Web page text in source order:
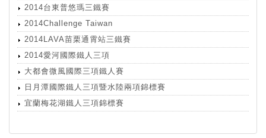
2014台東普悠瑪三鐵賽
2014Challenge Taiwan
2014LAVA苗栗通霄站三鐵賽
2014愛河國際鐵人三項
大都會微風國際三項鐵人賽
日月潭國際鐵人三項暨水陸兩項錦標賽
宜蘭梅花湖鐵人三項錦標賽